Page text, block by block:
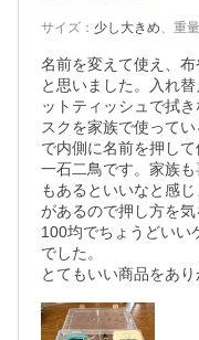
サイズ ： 少し大きめ、 重
名前を変えて使え、
と思いました。入れ
ットティッシュで拭
スクを家族で使って
で内側に名前を押し
一石二鳥です。家族
もあるといいなと感
があるので押し方を気
100均でちょうどいい
でした。
とてもいい商品をあり